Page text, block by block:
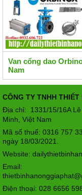
Van cổng dao
Nam
CÔNG TY TNHH
Địa chỉ: 1331/15/16A
Minh, Việt Nam
Mã số thuế: 0316 757
ngày 18/03/2021.
Website:
Email:
Điện thoại: 028 6656